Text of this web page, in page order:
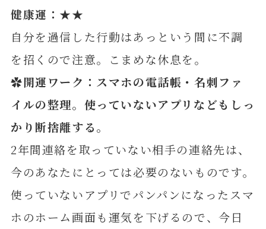
健康運：★★
自分を過信した行動はあっという間に不調
を招くので注意。こまめな休息を。
✿開運ワーク：スマホの電話帳・名刺ファ
イルの整理。使っていないアプリなどもしっ
かり断捨離する。
2年間連絡を取っていない相手の連絡先は、
今のあなたにとっては必要のないものです。
使っていないアプリでパンパンになったスマ
ホのホーム画面も運気を下げるので、今日